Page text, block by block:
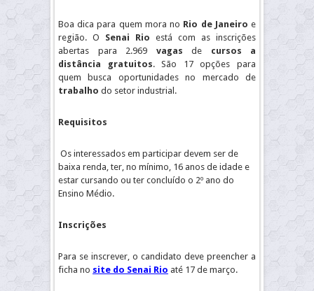
Boa dica para quem mora no Rio de Janeiro e
região. O Senai Rio está com as inscrições
abertas para 2.969 vagas de cursos a
distância gratuitos. São 17 opções para
quem busca oportunidades no mercado de
trabalho do setor industrial.
Requisitos
Os interessados em participar devem ser de
baixa renda, ter, no mínimo, 16 anos de idade e
estar cursando ou ter concluído o 2º ano do
Ensino Médio.
Inscrições
Para se inscrever, o candidato deve preencher a
ficha no site do Senai Rio até 17 de março.